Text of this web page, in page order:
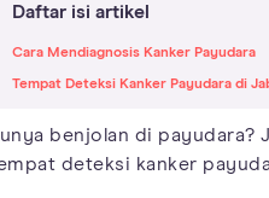
Daftar isi artikel
Cara Mendiagnosis Kanker Payudara
Tempat Deteksi Kanker Payudara di
benjolan di payudara?
deteksi kanker